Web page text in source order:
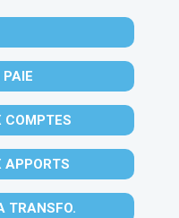
COMPTES
APPORTS
TRANSFO.